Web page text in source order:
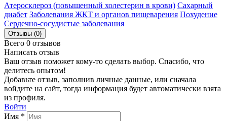
Атеросклероз (повышенный холестерин в крови) Сахарный
диабет Заболевания ЖКТ и органов пищеварения Похудение
Сердечно-сосудистые заболевания
Отзывы (0)
Всего 0 отзывов
Написать отзыв
Ваш отзыв поможет кому-то сделать выбор. Спасибо, что
делитесь опытом!
Добавьте отзыв, заполнив личные данные, или сначала
войдите на сайт, тогда информация будет автоматически взята
из профиля.
Войти
Имя *